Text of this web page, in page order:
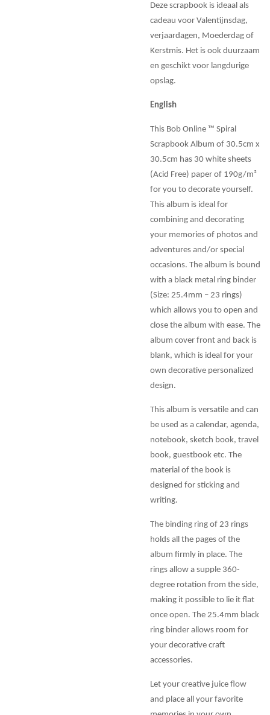
Deze scrapbook is ideaal als
cadeau voor Valentijnsdag,
verjaardagen, Moederdag of
Kerstmis. Het is ook duurzaam
en geschikt voor langdurige
opslag.
English
This Bob Online ™ Spiral
Scrapbook Album of 30.5cm x
30.5cm has 30 white sheets
(Acid Free) paper of 190g/m²
for you to decorate yourself.
This album is ideal for
combining and decorating
your memories of photos and
adventures and/or special
occasions. The album is bound
with a black metal ring binder
(Size: 25.4mm – 23 rings)
which allows you to open and
close the album with ease. The
album cover front and back is
blank, which is ideal for your
own decorative personalized
design.
This album is versatile and can
be used as a calendar, agenda,
notebook, sketch book, travel
book, guestbook etc. The
material of the book is
designed for sticking and
writing.
The binding ring of 23 rings
holds all the pages of the
album firmly in place. The
rings allow a supple 360-
degree rotation from the side,
making it possible to lie it flat
once open. The 25.4mm black
ring binder allows room for
your decorative craft
accessories.
Let your creative juice flow
and place all your favorite